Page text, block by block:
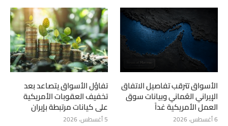
الأسواق تترقب تفاصيل الاتفاق
الإيراني العُماني وبيانات سوق
العمل الأمريكية غداً
6 أغسطس، 2026
تفاؤل الأسواق يتصاعد بعد
تخفيف العقوبات الأمريكية
على كيانات مرتبطة بإيران
5 أغسطس، 2026